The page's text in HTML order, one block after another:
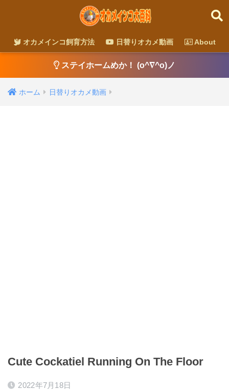
オカメインコ飼育方法 日替りオカメ動画 About
ステイホームめか！ (o^∇^o)ノ
ホーム 日替りオカメ動画
Cute Cockatiel Running On The Floor
2022年7月18日